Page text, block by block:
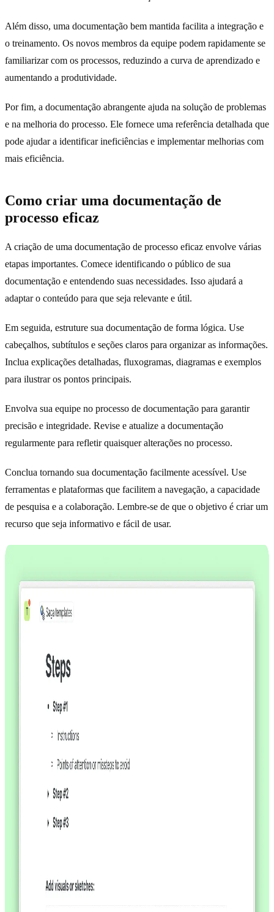
Além disso, uma documentação bem mantida facilita a integração e
o treinamento. Os novos membros da equipe podem rapidamente se
familiarizar com os processos, reduzindo a curva de aprendizado e
aumentando a produtividade.
Por fim, a documentação abrangente ajuda na solução de problemas
e na melhoria do processo. Ele fornece uma referência detalhada que
pode ajudar a identificar ineficiências e implementar melhorias com
mais eficiência.
Como criar uma documentação de
processo eficaz
A criação de uma documentação de processo eficaz envolve várias
etapas importantes. Comece identificando o público de sua
documentação e entendendo suas necessidades. Isso ajudará a
adaptar o conteúdo para que seja relevante e útil.
Em seguida, estruture sua documentação de forma lógica. Use
cabeçalhos, subtítulos e seções claros para organizar as informações.
Inclua explicações detalhadas, fluxogramas, diagramas e exemplos
para ilustrar os pontos principais.
Envolva sua equipe no processo de documentação para garantir
precisão e integridade. Revise e atualize a documentação
regularmente para refletir quaisquer alterações no processo.
Conclua tornando sua documentação facilmente acessível. Use
ferramentas e plataformas que facilitem a navegação, a capacidade
de pesquisa e a colaboração. Lembre-se de que o objetivo é criar um
recurso que seja informativo e fácil de usar.